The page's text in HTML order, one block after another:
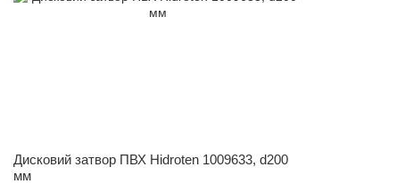
Дисковий затвор ПВХ Hidroten 1009633, d200
мм